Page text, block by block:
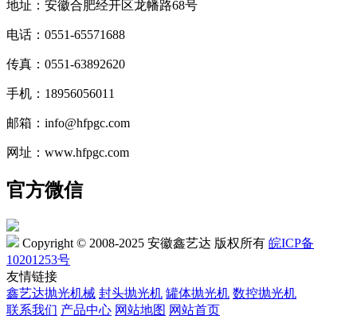
地址：安徽合肥经开区龙幡路68号
电话：0551-65571688
传真：0551-63892620
手机：18956056011
邮箱：info@hfpgc.com
网址：www.hfpgc.com
官方微信
Copyright © 2008-2025 安徽鑫艺达 版权所有 皖ICP备
10201253号
友情链接
鑫艺达抛光机械 封头抛光机 罐体抛光机 数控抛光机
联系我们 产品中心 网站地图 网站首页